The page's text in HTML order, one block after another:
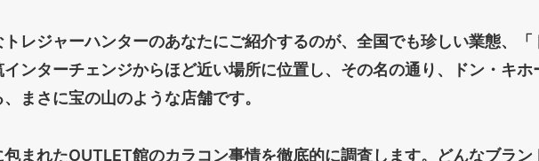
レジャーハンターのあなたにご紹介するのが、全国でも珍しい業態、
インターチェンジからほど近い場所に位置し、その名の通り、ドン・キ
まさに宝の山のような店舗です。
まれたOUTLET館のカラコン事情を徹底的に調査します。どんなブラ